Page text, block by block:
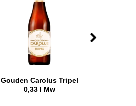
Gouden Carolus Tripel
0,33 l Mw